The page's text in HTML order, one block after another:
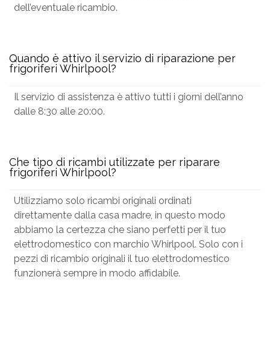
dell’eventuale ricambio.
Quando è attivo il servizio di riparazione per
frigoriferi Whirlpool?
Il servizio di assistenza è attivo tutti i giorni dell’anno
dalle 8:30 alle 20:00.
Che tipo di ricambi utilizzate per riparare
frigoriferi Whirlpool?
Utilizziamo solo ricambi originali ordinati
direttamente dalla casa madre, in questo modo
abbiamo la certezza che siano perfetti per il tuo
elettrodomestico con marchio Whirlpool. Solo con i
pezzi di ricambio originali il tuo elettrodomestico
funzionerà sempre in modo affidabile.